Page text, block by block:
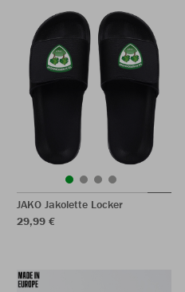
JAKO Jakolette Locker
29,99 €